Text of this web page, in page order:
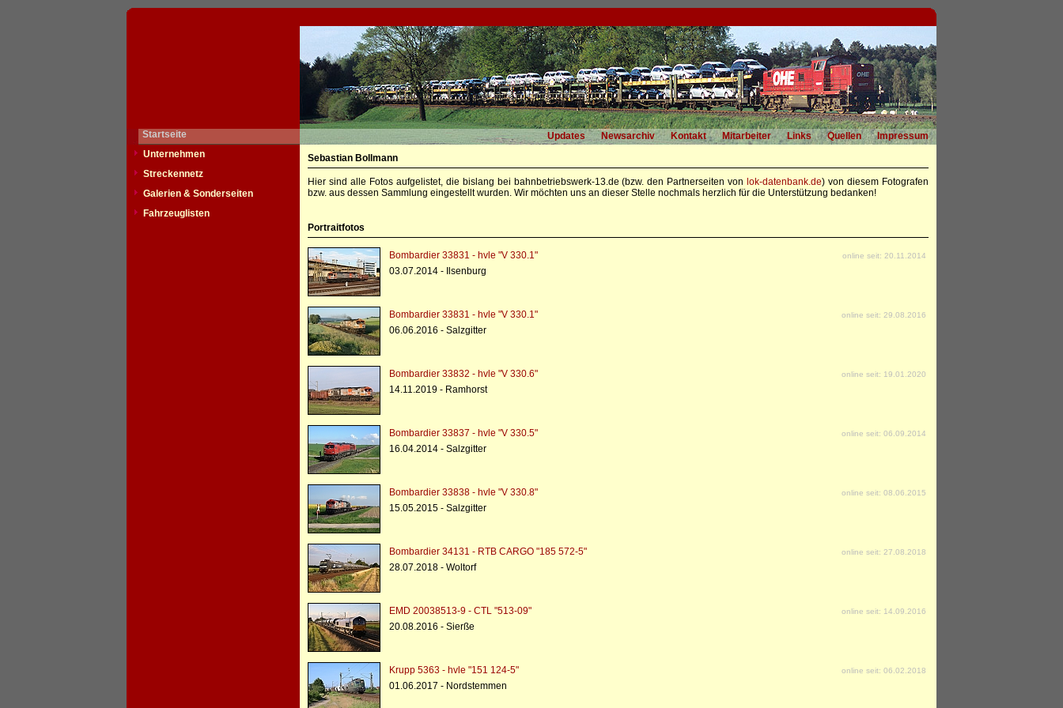
Startseite Updates Newsarchiv Kontakt Mitarbeiter Links Quellen
Impressum
Unternehmen
Streckennetz
Galerien & Sonderseiten
Fahrzeuglisten
Sebastian Bollmann
Hier sind alle Fotos aufgelistet, die bislang bei bahnbetriebswerk-13.de (bzw. den Partnerseiten von lok-datenbank.de) von diesem Fotografen
bzw. aus dessen Sammlung eingestellt wurden. Wir möchten uns an dieser Stelle nochmals herzlich für die Unterstützung bedanken!
Portraitfotos
Bombardier 33831 - hvle "V 330.1" online seit: 20.11.2014
03.07.2014 - Ilsenburg
Bombardier 33831 - hvle "V 330.1" online seit: 29.08.2016
06.06.2016 - Salzgitter
Bombardier 33832 - hvle "V 330.6" online seit: 19.01.2020
14.11.2019 - Ramhorst
Bombardier 33837 - hvle "V 330.5" online seit: 06.09.2014
16.04.2014 - Salzgitter
Bombardier 33838 - hvle "V 330.8" online seit: 08.06.2015
15.05.2015 - Salzgitter
Bombardier 34131 - RTB CARGO "185 572-5" online seit: 27.08.2018
28.07.2018 - Woltorf
EMD 20038513-9 - CTL "513-09" online seit: 14.09.2016
20.08.2016 - Sierße
Krupp 5363 - hvle "151 124-5" online seit: 06.02.2018
01.06.2017 - Nordstemmen